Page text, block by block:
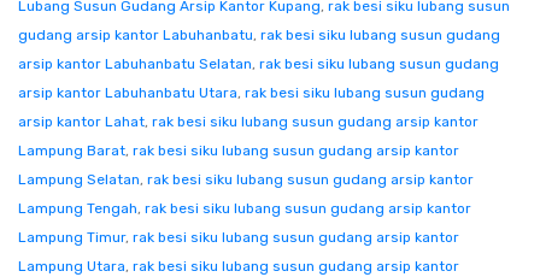
Lubang Susun Gudang Arsip Kantor Kupang, rak besi siku lubang susun
gudang arsip kantor Labuhanbatu, rak besi siku lubang susun gudang
arsip kantor Labuhanbatu Selatan, rak besi siku lubang susun gudang
arsip kantor Labuhanbatu Utara, rak besi siku lubang susun gudang
arsip kantor Lahat, rak besi siku lubang susun gudang arsip kantor
Lampung Barat, rak besi siku lubang susun gudang arsip kantor
Lampung Selatan, rak besi siku lubang susun gudang arsip kantor
Lampung Tengah, rak besi siku lubang susun gudang arsip kantor
Lampung Timur, rak besi siku lubang susun gudang arsip kantor
Lampung Utara, rak besi siku lubang susun gudang arsip kantor